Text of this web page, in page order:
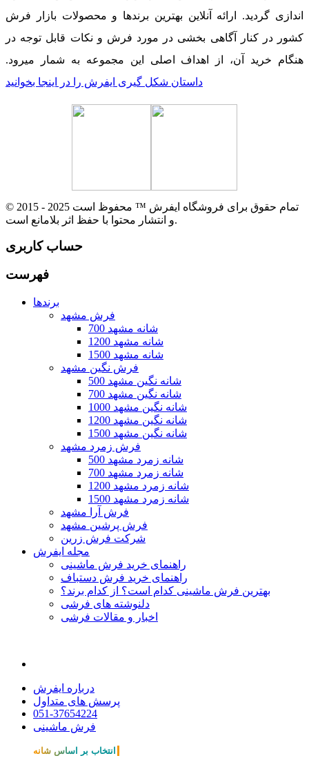
اندازی گردید. ارائه آنلاین بهترین برندها و محصولات بازار فرش
کشور در کنار آگاهی بخشی در مورد فرش و نکات قابل توجه در
هنگام خرید آن، از اهداف اصلی این مجموعه به شمار میرود.
داستان شکل گیری ایفرش را در اینجا بخوانید
© 2015 - 2025 تمام حقوق برای فروشگاه ایفرش ™ محفوظ است
و انتشار محتوا با حفظ اثر بلامانع است.
حساب کاربری
فهرست
برندها
فرش مشهد
700 شانه مشهد
1200 شانه مشهد
1500 شانه مشهد
فرش نگین مشهد
500 شانه نگین مشهد
700 شانه نگین مشهد
1000 شانه نگین مشهد
1200 شانه نگین مشهد
1500 شانه نگین مشهد
فرش زمرد مشهد
500 شانه زمرد مشهد
700 شانه زمرد مشهد
1200 شانه زمرد مشهد
1500 شانه زمرد مشهد
فرش آرا مشهد
فرش پرشین مشهد
شرکت فرش زرین
مجله ایفرش
راهنمای خرید فرش ماشینی
راهنمای خرید فرش دستباف
بهترین فرش ماشینی کدام است؟ از کدام برند؟
دلنوشته های فرشی
اخبار و مقالات فرشی
درباره ایفرش
پرسش های متداول
051-37654224
فرش ماشینی
انتخاب بر اساس شانه